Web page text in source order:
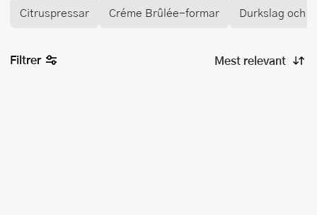
Citruspressar Créme Brûlée-formar Durkslag och
Filtrer